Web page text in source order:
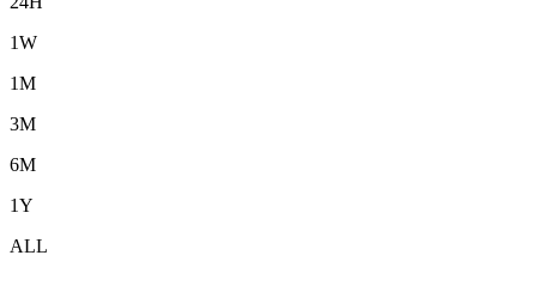
1W
1M
3M
6M
1Y
ALL